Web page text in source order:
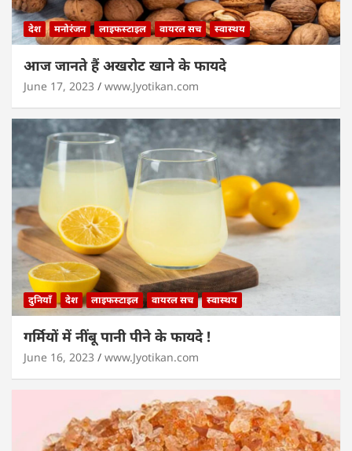
देश मनोरंजन लाइफस्टाइल वायरल सच स्वास्थय
आज जानते हैं अखरोट खाने के फायदे
June 17, 2023 www.Jyotikan.com
दुनियाँ देश लाइफस्टाइल वायरल सच स्वास्थय
गर्मियों में नींबू पानी पीने के फायदे !
June 16, 2023 www.Jyotikan.com